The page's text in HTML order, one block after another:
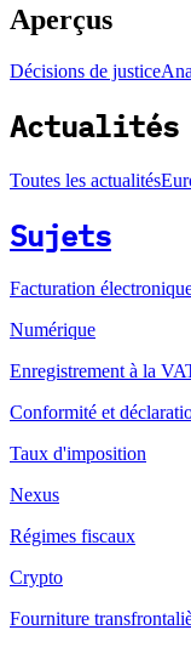
Aperçus
Décisions de justice
Toutes les actualités
Sujets
Facturation
Numérique
Enregistrement à la
Conformité et
Taux d'imposition
Nexus
Régimes fiscaux
Crypto
Fourniture